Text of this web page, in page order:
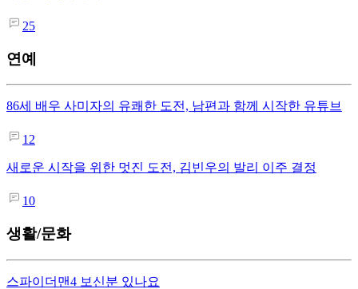
25
연예
86세 배우 사미자의 유쾌한 도전, 남편과 함께 시작한 유튜브
12
새로운 시작을 위한 멋진 도전, 김빈우의 발리 이주 결정
10
생활/문화
스파이더맨4 보신분 있나요